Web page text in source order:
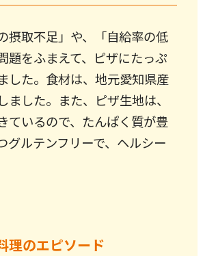
摂取不足」や、「自給率の低
題をふまえて、ピザにたっぷ
した。食材は、地元愛知県産
ました。また、ピザ生地は、
ているので、たんぱく質が豊
グルテンフリーで、ヘルシー
理のエピソード